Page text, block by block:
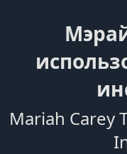
Mariah Carey